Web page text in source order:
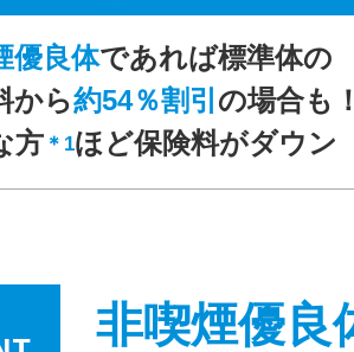
優良体であれば標準体の
から約54％割引 の場合も！
方 ＊1ほど保険料がダウン
非喫煙優良